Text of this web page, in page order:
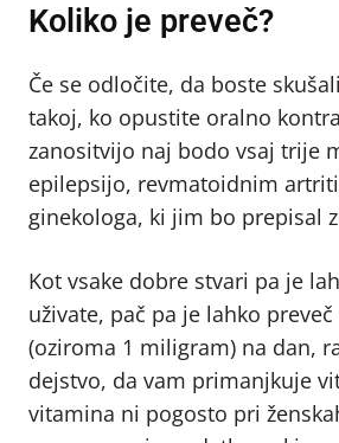
Koliko je preveč?
Če se odločite, da boste
takoj, ko opustite oralno
zanositvijo naj bodo vsaj trije
epilepsijo, revmatoidnim
ginekologa, ki jim bo prepisal
Kot vsake dobre stvari pa je
uživate, pač pa je lahko
(oziroma 1 miligram) na dan,
dejstvo, da vam primanjkuje
vitamina ni pogosto pri